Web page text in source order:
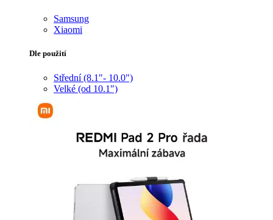
Samsung
Xiaomi
Dle použití
Střední (8.1"- 10.0")
Velké (od 10.1")